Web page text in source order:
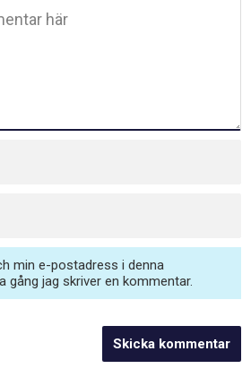
min e-postadress i denna
gång jag skriver en kommentar.